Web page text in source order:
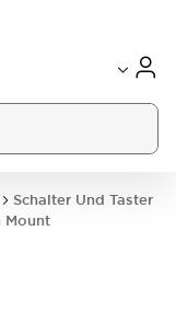
Schalter Und Taster
Mount